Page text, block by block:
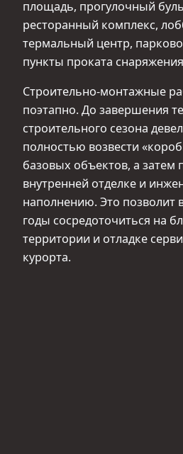
площадь, прогулочный
ресторанный комплекс,
термальный центр,
пункты проката
Строительно-монтажные
поэтапно. До завершения
строительного сезона
полностью возвести
базовых объектов, а затем
внутренней отделке и
наполнению. Это позволит
годы сосредоточиться на
территории и отладке
курорта.